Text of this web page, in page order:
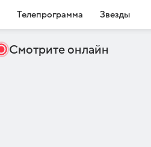
Телепрограмма Звезды
Смотрите онлайн